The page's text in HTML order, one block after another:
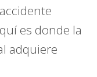
es donde la
adquiere